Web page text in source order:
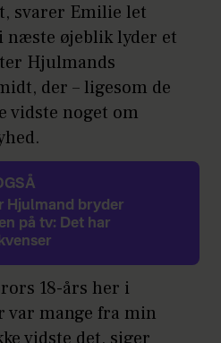
svarer Emilie let
næste øjeblik lyder et
Hjulmands
der – ligesom de
vidste noget om
Hjulmand bryder
på tv: Det har
18-års her i
var mange fra min